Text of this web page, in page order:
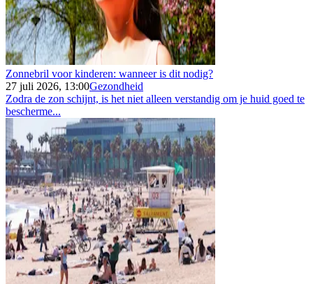
Zonnebril voor kinderen: wanneer is dit nodig?
27 juli 2026, 13:00Gezondheid
Zodra de zon schijnt, is het niet alleen verstandig om je huid goed te
bescherme...